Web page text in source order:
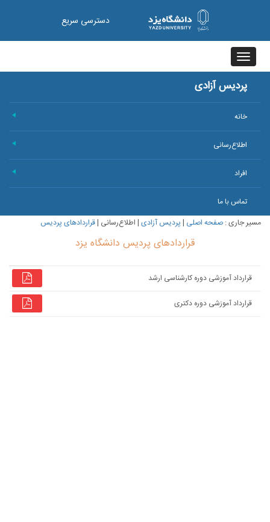
دسترسی سریع
Toggle
navigation
پردیس آزادی
خانه
اطلاع‌رسانی
افراد
تماس با ما
مسیر جاری :صفحه اصلی |پردیس آزادی|اطلاع‌رسانی |قراردادهای پردیس
قراردادهای پردیس دانشگاه یزد
قرارداد آموزشی دوره کارشناسی ارشد
قرارداد آموزشی دوره دکتری